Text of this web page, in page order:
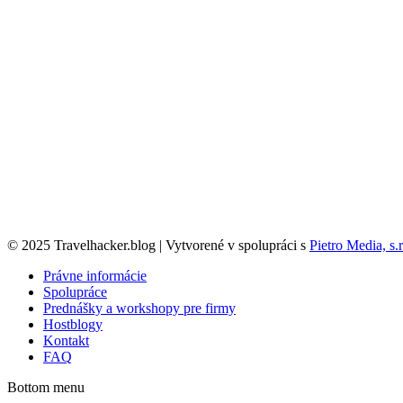
© 2025 Travelhacker.blog | Vytvorené v spolupráci s Pietro Media,
Právne informácie
Spolupráce
Prednášky a workshopy pre firmy
Hostblogy
Kontakt
FAQ
Bottom menu